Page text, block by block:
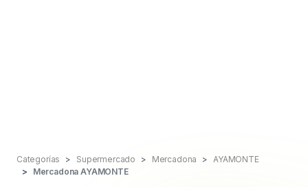
Categorías Supermercado Mercadona
AYAMONTE
Mercadona AYAMONTE